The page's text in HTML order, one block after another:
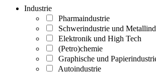
Industrie
Pharmaindustrie
Schwerindustrie und
Elektronik und High Tech
(Petro)chemie
Graphische und
Autoindustrie